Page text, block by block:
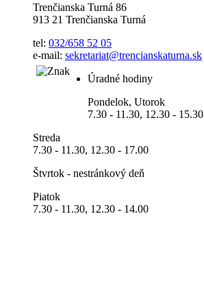
Trenčianska Turná 86
913 21 Trenčianska Turná
tel: 032/658 52 05
e-mail: sekretariat@trencianskaturna.sk
Úradné hodiny
Pondelok, Utorok
7.30 - 11.30, 12.30 - 15.30
Streda
7.30 - 11.30, 12.30 - 17.00
Štvrtok - nestránkový deň
Piatok
7.30 - 11.30, 12.30 - 14.00